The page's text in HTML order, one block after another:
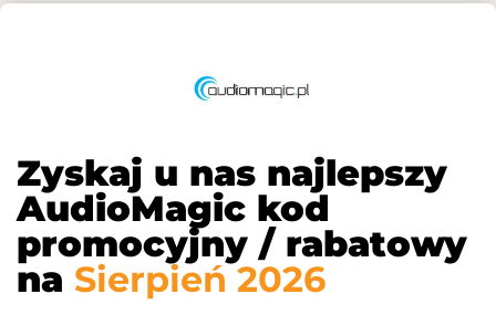
Zyskaj u nas najlepszy
AudioMagic kod
promocyjny / rabatowy
na Sierpień 2026